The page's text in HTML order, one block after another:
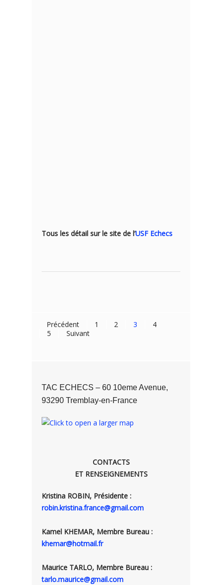
Tous les détail sur le site de l’USF Echecs
Précédent 1 2 3
4
5
Suivant
TAC ECHECS – 60 10eme Avenue,
93290 Tremblay-en-France
CONTACTS
ET RENSEIGNEMENTS
Kristina ROBIN, Présidente :
robin.kristina.france@gmail.com
Kamel KHEMAR, Membre Bureau :
khemar@hotmail.fr
Maurice TARLO, Membre Bureau :
tarlo.maurice@gmail.com